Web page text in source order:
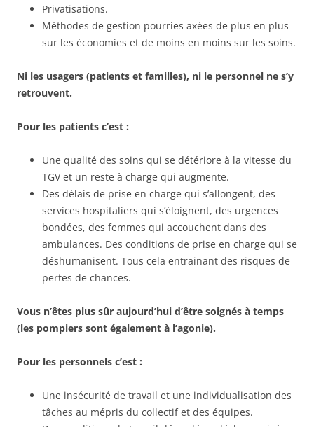
Privatisations.
Méthodes de gestion pourries axées de plus en plus
sur les économies et de moins en moins sur les soins.
Ni les usagers (patients et familles), ni le personnel ne s’y
retrouvent.
Pour les patients c’est :
Une qualité des soins qui se détériore à la vitesse du
TGV et un reste à charge qui augmente.
Des délais de prise en charge qui s’allongent, des
services hospitaliers qui s’éloignent, des urgences
bondées, des femmes qui accouchent dans des
ambulances. Des conditions de prise en charge qui se
déshumanisent. Tous cela entrainant des risques de
pertes de chances.
Vous n’êtes plus sûr aujourd’hui d’être soignés à temps
(les pompiers sont également à l’agonie).
Pour les personnels c’est :
Une insécurité de travail et une individualisation des
tâches au mépris du collectif et des équipes.